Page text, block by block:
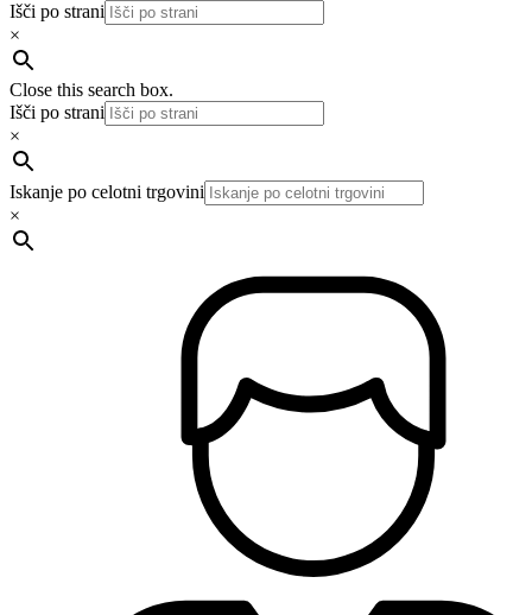
Išči po strani
×
Close this search box.
Išči po strani
×
Iskanje po celotni trgovini
×